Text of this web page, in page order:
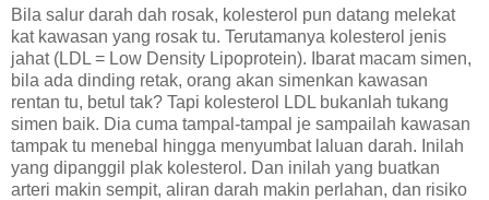
Bila salur darah dah rosak, kolesterol pun datang melekat
kat kawasan yang rosak tu. Terutamanya kolesterol jenis
jahat (LDL = Low Density Lipoprotein). Ibarat macam simen,
bila ada dinding retak, orang akan simenkan kawasan
rentan tu, betul tak? Tapi kolesterol LDL bukanlah tukang
simen baik. Dia cuma tampal-tampal je sampailah kawasan
tampak tu menebal hingga menyumbat laluan darah. Inilah
yang dipanggil plak kolesterol. Dan inilah yang buatkan
arteri makin sempit, aliran darah makin perlahan, dan risiko